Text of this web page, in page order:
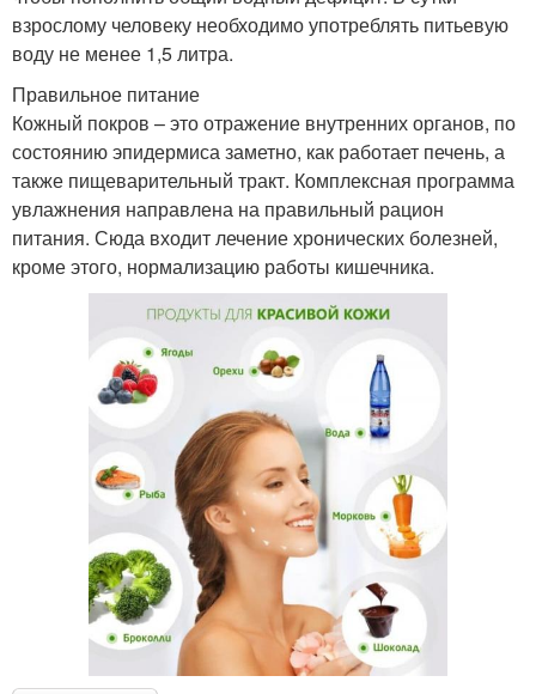
взрослому человеку необходимо употреблять питьевую
воду не менее 1,5 литра.
Правильное питание
Кожный покров – это отражение внутренних органов, по
состоянию эпидермиса заметно, как работает печень, а
также пищеварительный тракт. Комплексная программа
увлажнения направлена на правильный рацион
питания. Сюда входит лечение хронических болезней,
кроме этого, нормализацию работы кишечника.